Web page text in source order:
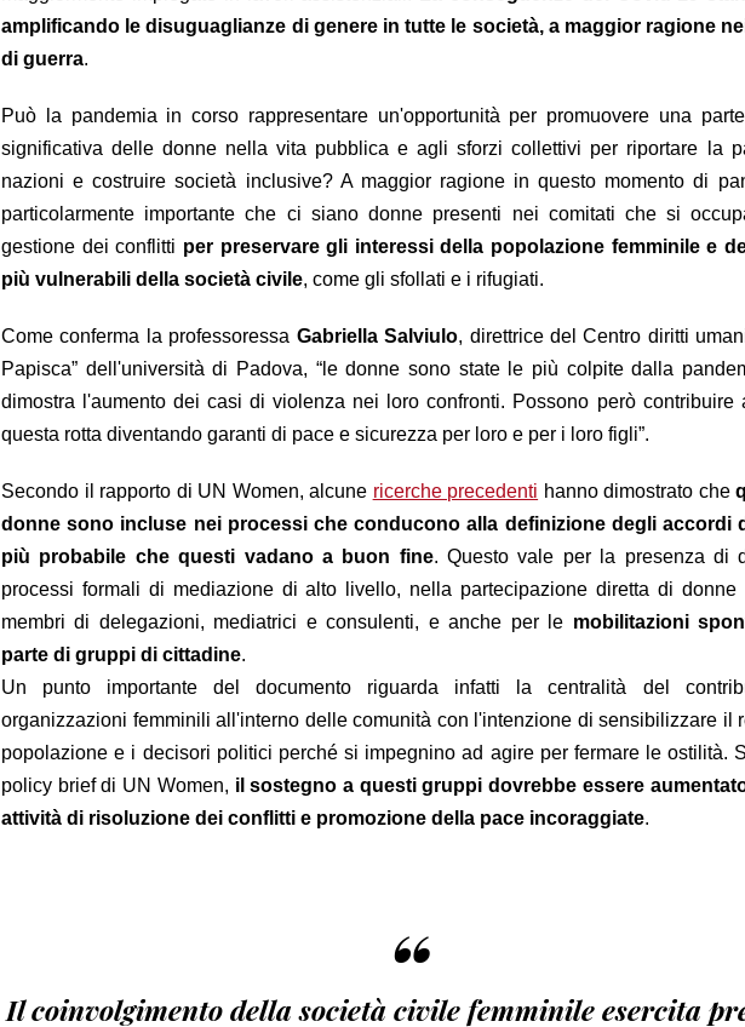
amplificando le disuguaglianze di genere in tutte le società, a maggior ragione
di guerra.
Può la pandemia in corso rappresentare un'opportunità per promuovere una
significativa delle donne nella vita pubblica e agli sforzi collettivi per riportare la
nazioni e costruire società inclusive? A maggior ragione in questo momento di
particolarmente importante che ci siano donne presenti nei comitati che si
gestione dei conflitti per preservare gli interessi della popolazione femminile e
più vulnerabili della società civile, come gli sfollati e i rifugiati.
Come conferma la professoressa Gabriella Salviulo, direttrice del Centro diritti
Papisca” dell'università di Padova, “le donne sono state le più colpite dalla
dimostra l'aumento dei casi di violenza nei loro confronti. Possono però contribuire
questa rotta diventando garanti di pace e sicurezza per loro e per i loro figli”.
Secondo il rapporto di UN Women, alcune ricerche precedenti hanno dimostrato che
donne sono incluse nei processi che conducono alla definizione degli accordi
più probabile che questi vadano a buon fine. Questo vale per la presenza di
processi formali di mediazione di alto livello, nella partecipazione diretta di donne
membri di delegazioni, mediatrici e consulenti, e anche per le mobilitazioni
parte di gruppi di cittadine.
Un punto importante del documento riguarda infatti la centralità del
organizzazioni femminili all'interno delle comunità con l'intenzione di sensibilizzare il
popolazione e i decisori politici perché si impegnino ad agire per fermare le ostilità.
policy brief di UN Women, il sostegno a questi gruppi dovrebbe essere
attività di risoluzione dei conflitti e promozione della pace incoraggiate.
“
Il coinvolgimento della società civile femminile esercita